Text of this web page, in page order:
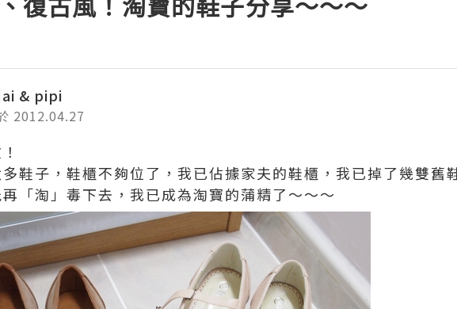
& pipi
2012.04.27
鞋子，鞋櫃不夠位了，我已佔據家夫的鞋櫃，我已掉了幾雙舊
「淘」毒下去，我已成為淘寶的蒲精了～～～